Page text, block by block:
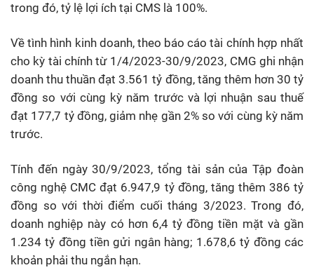
trong đó, tỷ lệ lợi ích tại CMS là 100%.
Về tình hình kinh doanh, theo báo cáo tài chính hợp nhất
cho kỳ tài chính từ 1/4/2023-30/9/2023, CMG ghi nhận
doanh thu thuần đạt 3.561 tỷ đồng, tăng thêm hơn 30 tỷ
đồng so với cùng kỳ năm trước và lợi nhuận sau thuế
đạt 177,7 tỷ đồng, giảm nhẹ gần 2% so với cùng kỳ năm
trước.
Tính đến ngày 30/9/2023, tổng tài sản của Tập đoàn
công nghệ CMC đạt 6.947,9 tỷ đồng, tăng thêm 386 tỷ
đồng so với thời điểm cuối tháng 3/2023. Trong đó,
doanh nghiệp này có hơn 6,4 tỷ đồng tiền mặt và gần
1.234 tỷ đồng tiền gửi ngân hàng; 1.678,6 tỷ đồng các
khoản phải thu ngắn hạn.